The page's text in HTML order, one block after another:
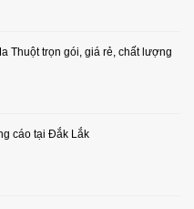
Thuột trọn gói, giá rẻ, chất lượng
cáo tại Đắk Lắk